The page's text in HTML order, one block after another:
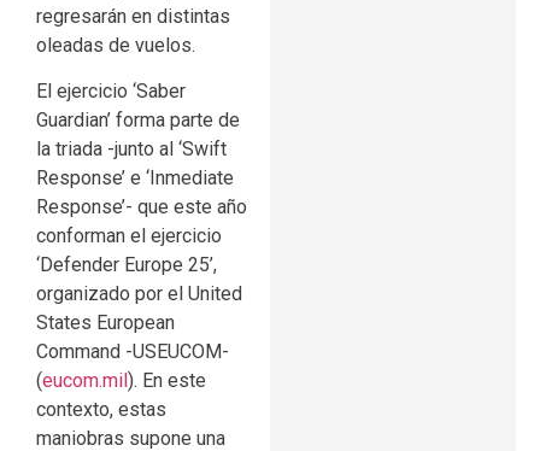
regresarán en distintas
oleadas de vuelos.
El ejercicio ‘Saber
Guardian’ forma parte de
la triada -junto al ‘Swift
Response’ e ‘Inmediate
Response’- que este año
conforman el ejercicio
‘Defender Europe 25’,
organizado por el United
States European
Command -USEUCOM-
(eucom.mil). En este
contexto, estas
maniobras supone una